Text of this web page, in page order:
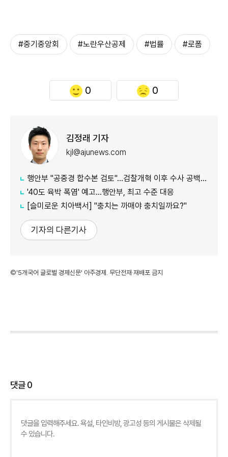
#중기중앙회 #노란우산공제 #법률 #로폼
0 0
김정래 기자
kjl@ajunews.com
행안부 "공중경 합수본 검토"…검찰개혁 이후 수사 공백 대응 나서
'40도 육박 폭염' 예고…행안부, 최고 수준 대응
[슬미로운 치아백서] "충치는 까매야 충치일까요?"
기자의 다른기사
©'5개국어 글로벌 경제신문' 아주경제. 무단전재·재배포 금지
댓글0